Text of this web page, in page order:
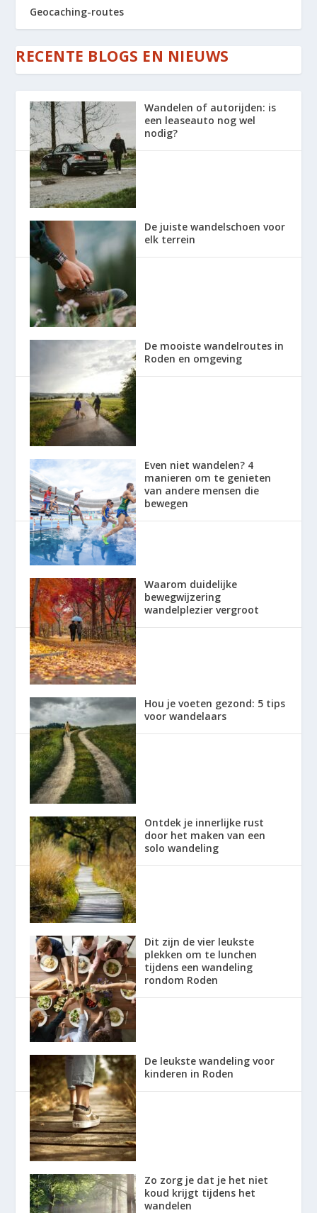
Geocaching-routes
RECENTE BLOGS EN NIEUWS
Wandelen of autorijden: is
een leaseauto nog wel
nodig?
De juiste wandelschoen voor
elk terrein
De mooiste wandelroutes in
Roden en omgeving
Even niet wandelen? 4
manieren om te genieten
van andere mensen die
bewegen
Waarom duidelijke
bewegwijzering
wandelplezier vergroot
Hou je voeten gezond: 5 tips
voor wandelaars
Ontdek je innerlijke rust
door het maken van een
solo wandeling
Dit zijn de vier leukste
plekken om te lunchen
tijdens een wandeling
rondom Roden
De leukste wandeling voor
kinderen in Roden
Zo zorg je dat je het niet
koud krijgt tijdens het
wandelen